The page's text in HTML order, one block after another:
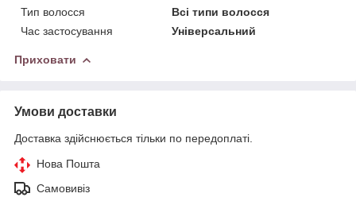
Тип волосся
Всі типи волосся
Час застосування
Універсальний
Приховати
Умови доставки
Доставка здійснюється тільки по передоплаті.
Нова Пошта
Самовивіз